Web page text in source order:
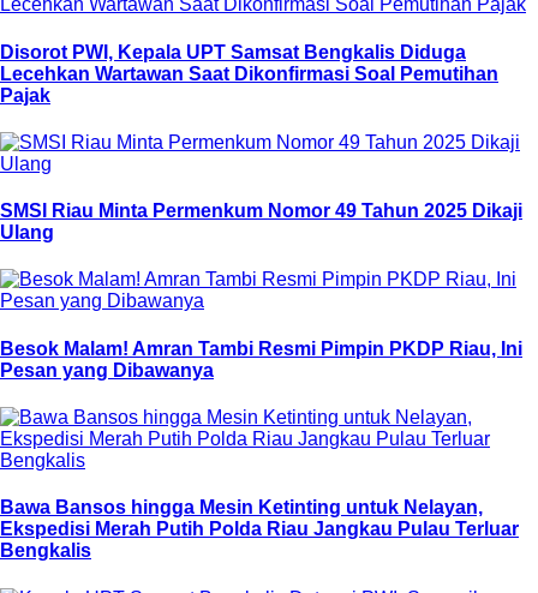
Disorot PWI, Kepala UPT Samsat Bengkalis Diduga
Lecehkan Wartawan Saat Dikonfirmasi Soal Pemutihan
Pajak
SMSI Riau Minta Permenkum Nomor 49 Tahun 2025 Dikaji
Ulang
Besok Malam! Amran Tambi Resmi Pimpin PKDP Riau, Ini
Pesan yang Dibawanya
Bawa Bansos hingga Mesin Ketinting untuk Nelayan,
Ekspedisi Merah Putih Polda Riau Jangkau Pulau Terluar
Bengkalis